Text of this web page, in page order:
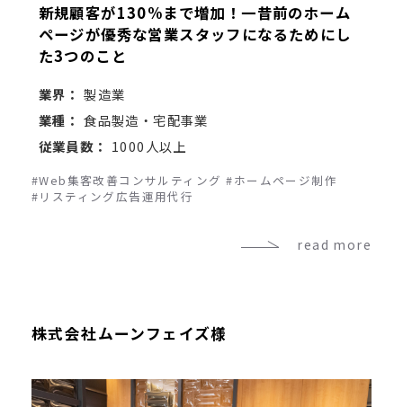
新規顧客が130%まで増加！一昔前のホーム
ページが優秀な営業スタッフになるためにし
た3つのこと
業界： 製造業
業種： 食品製造・宅配事業
従業員数： 1000人以上
#Web集客改善コンサルティング #ホームページ制作
#リスティング広告運用代行
read more
株式会社ムーンフェイズ様